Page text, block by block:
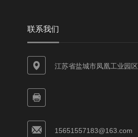
联系我们
江苏省盐城市凤凰工业园区
15651557183@163.com